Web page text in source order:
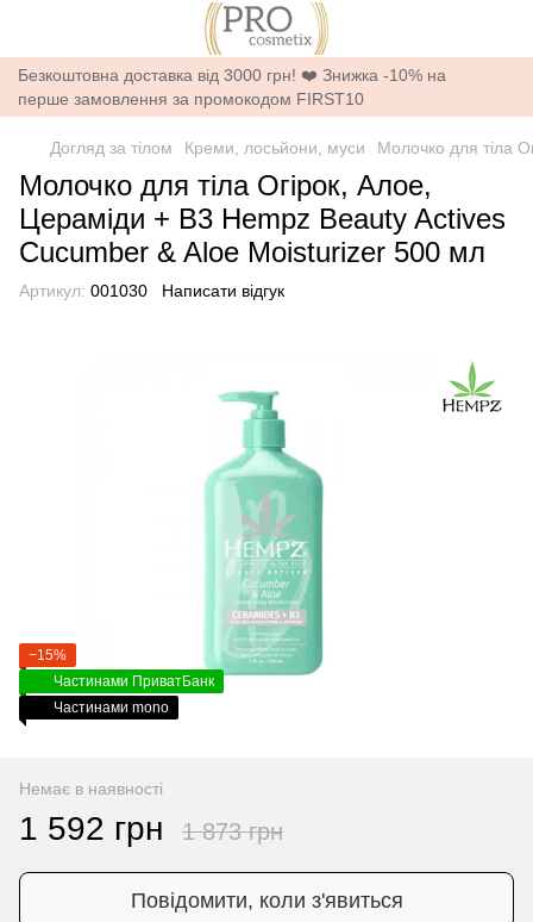
Безкоштовна доставка від 3000 грн! ❤️ Знижка -10% на
перше замовлення за промокодом FIRST10
Догляд за тілом Креми, лосьйони, муси Молочко для тіла
Молочко для тіла Огірок, Алое,
Цераміди + В3 Hempz Beauty Actives
Cucumber & Aloe Moisturizer 500 мл
Артикул: 001030 Написати відгук
−15%
Частинами ПриватБанк
Частинами mono
Немає в наявності
1 592 грн 1 873 грн
Повідомити, коли з'явиться